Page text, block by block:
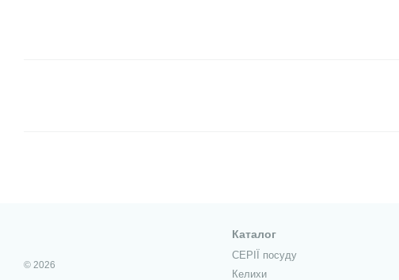
© 2026
Каталог
СЕРІЇ посуду
Келихи